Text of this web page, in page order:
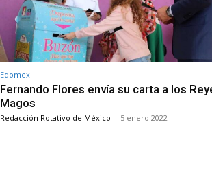
Edomex
Fernando Flores envía su carta a los
Magos
Redacción Rotativo de México - 5 enero 2022